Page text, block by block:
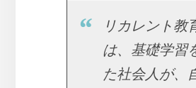
リカレント教
は、基礎学習
た社会人が、